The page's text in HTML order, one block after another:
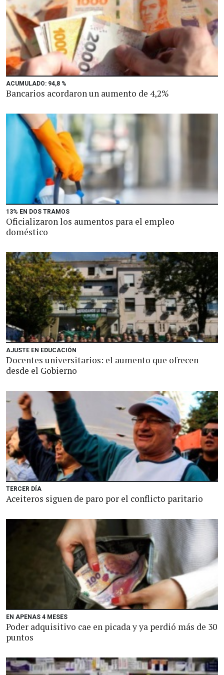
ACUMULADO: 94,8 %
Bancarios acordaron un aumento de 4,2%
13% EN DOS TRAMOS
Oficializaron los aumentos para el empleo
doméstico
AJUSTE EN EDUCACIÓN
Docentes universitarios: el aumento que ofrecen
desde el Gobierno
TERCER DÍA
Aceiteros siguen de paro por el conflicto paritario
EN APENAS 4 MESES
Poder adquisitivo cae en picada y ya perdió más de 30
puntos